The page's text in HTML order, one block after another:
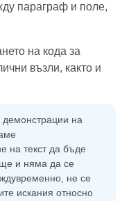
параграф и поле,
на кода за
възли, както и
на
на текст да бъде
и няма да се
не се
искания относно